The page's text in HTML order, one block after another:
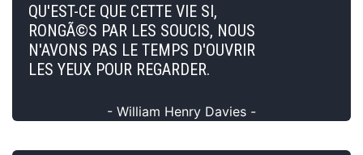
QU'EST-CE QUE CETTE VIE SI,
RONGÃ©S PAR LES SOUCIS, NOUS
N'AVONS PAS LE TEMPS D'OUVRIR
LES YEUX POUR REGARDER.
- William Henry Davies -